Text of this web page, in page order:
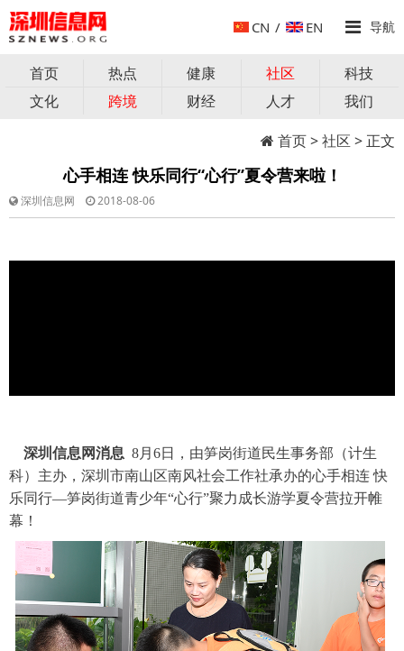
CN / EN 导航
首页 热点 健康 社区
科技
文化
跨境 财经 人才
我们
首页>社区 > 正文
心手相连 快乐同行“心行”夏令营来啦！
深圳信息网 2018-08-06
深圳信息网消息 8月6日，由笋岗街道民生事务部（计生
科）主办，深圳市南山区南风社会工作社承办的心手相连 快
乐同行—笋岗街道青少年“心行”聚力成长游学夏令营拉开帷
幕！